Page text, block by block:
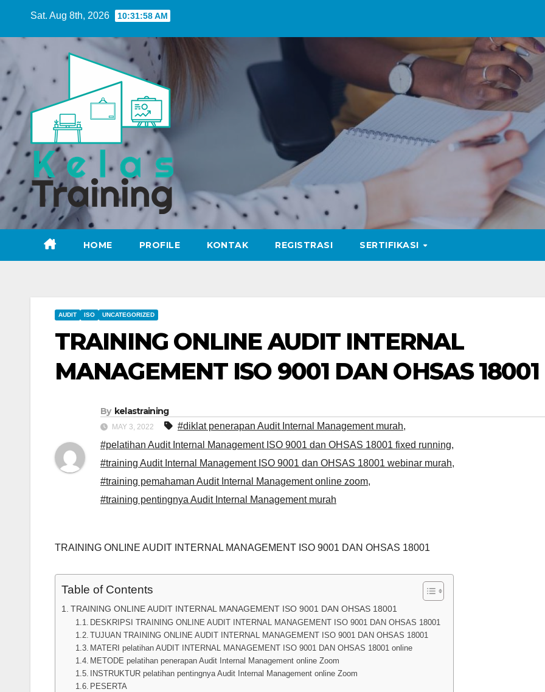
content
Sat. Aug 8th, 2026 10:32:00 AM
HOME PROFILE KONTAK REGISTRASI SERTIFIKASI
AUDIT ISO UNCATEGORIZED
TRAINING ONLINE AUDIT INTERNAL
MANAGEMENT ISO 9001 DAN OHSAS 18001
By kelastraining
MAY 3, 2022 #diklat penerapan Audit Internal Management murah,
#pelatihan Audit Internal Management ISO 9001 dan OHSAS 18001 fixed running,
#training Audit Internal Management ISO 9001 dan OHSAS 18001 webinar murah,
#training pemahaman Audit Internal Management online zoom,
#training pentingnya Audit Internal Management murah
TRAINING ONLINE AUDIT INTERNAL MANAGEMENT ISO 9001 DAN OHSAS 18001
Table of Contents
TRAINING ONLINE AUDIT INTERNAL MANAGEMENT ISO 9001 DAN OHSAS 18001
DESKRIPSI TRAINING ONLINE AUDIT INTERNAL MANAGEMENT ISO 9001 DAN OHSAS 18001
TUJUAN TRAINING ONLINE AUDIT INTERNAL MANAGEMENT ISO 9001 DAN OHSAS 18001
MATERI pelatihan AUDIT INTERNAL MANAGEMENT ISO 9001 DAN OHSAS 18001 online
METODE pelatihan penerapan Audit Internal Management online Zoom
INSTRUKTUR pelatihan pentingnya Audit Internal Management online Zoom
PESERTA